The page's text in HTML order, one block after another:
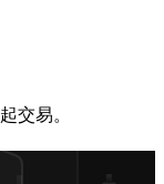
交易。